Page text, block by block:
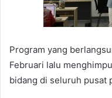
Program yang
Februari lalu
bidang di seluruh pusat